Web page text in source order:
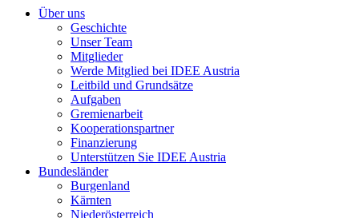
Über uns
Geschichte
Unser Team
Mitglieder
Werde Mitglied bei IDEE Austria
Leitbild und Grundsätze
Aufgaben
Gremienarbeit
Kooperationspartner
Finanzierung
Unterstützen Sie IDEE Austria
Bundesländer
Burgenland
Kärnten
Niederösterreich